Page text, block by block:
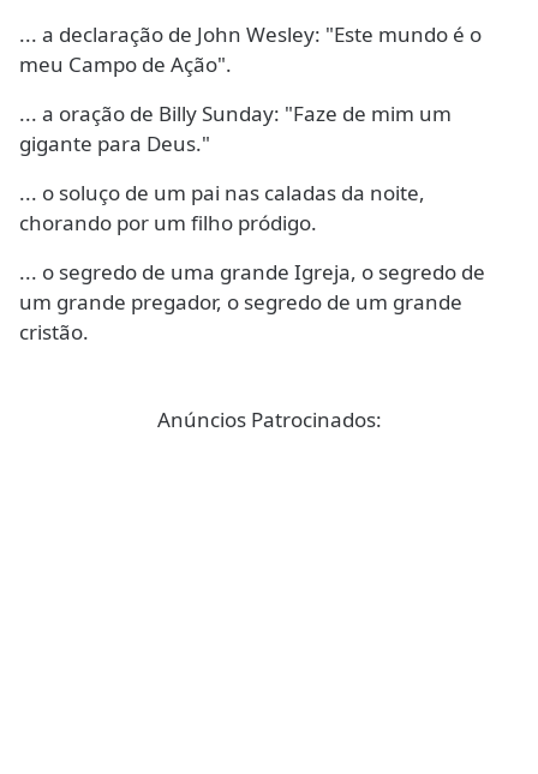
... a declaração de John Wesley: "Este mundo é o
meu Campo de Ação".
... a oração de Billy Sunday: "Faze de mim um
gigante para Deus."
... o soluço de um pai nas caladas da noite,
chorando por um filho pródigo.
... o segredo de uma grande Igreja, o segredo de
um grande pregador, o segredo de um grande
cristão.
Anúncios Patrocinados: